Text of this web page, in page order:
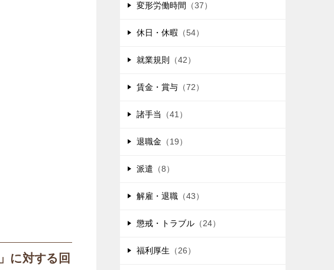
に対する回
変形労働時間 （37）
休日・休暇 （54）
就業規則 （42）
賃金・賞与 （72）
諸手当 （41）
退職金 （19）
派遣 （8）
解雇・退職 （43）
懲戒・トラブル （24）
福利厚生 （26）